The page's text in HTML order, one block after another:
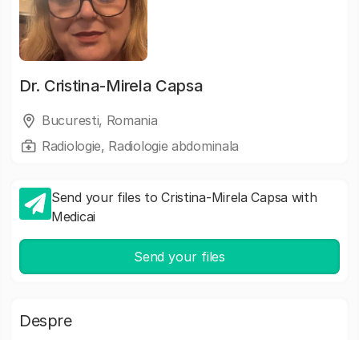
Dr. Cristina-Mirela Capsa
Bucuresti, Romania
Radiologie, Radiologie abdominala
Send your files to Cristina-Mirela Capsa with
Medicai
Send your files
Despre